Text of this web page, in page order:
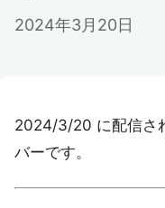
2024年3月20日
2024/3/20 に配信さ
バーです。